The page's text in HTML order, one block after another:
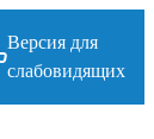
Версия для
слабовидящих